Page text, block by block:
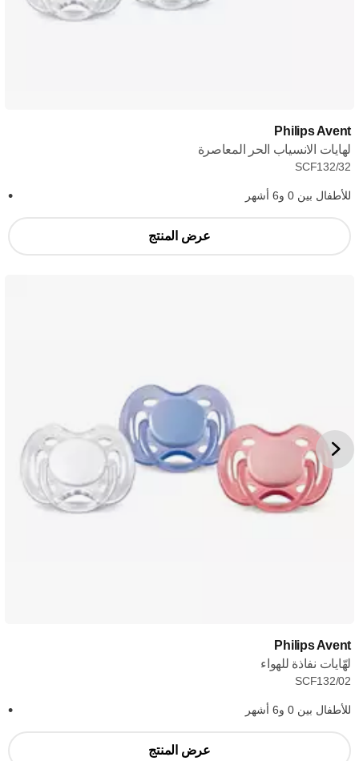
Philips Avent
لهايات الانسياب الحر المعاصرة
SCF132/32
للأطفال بين 0 و6 أشهر
عرض المنتج
Philips Avent
لهّايات نفاذة للهواء
SCF132/02
للأطفال بين 0 و6 أشهر
عرض المنتج